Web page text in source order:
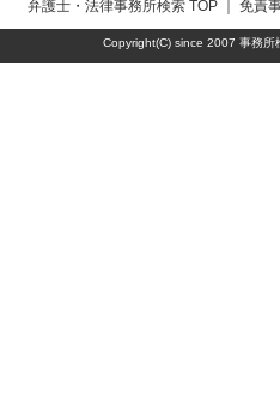
弁護士・法律事務所検索TOP ｜ 免責
Copyright(C) since 2007 事務所